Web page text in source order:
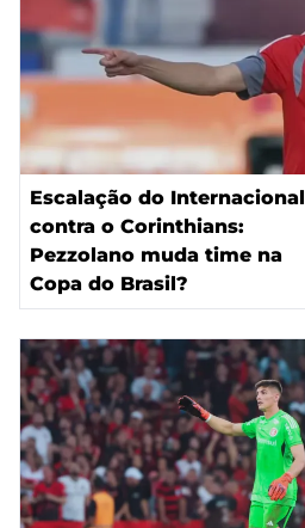
Escalação do Internacional
contra o Corinthians:
Pezzolano muda time na
Copa do Brasil?